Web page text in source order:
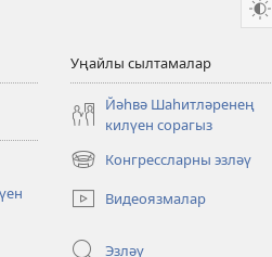
Уңайлы сылтамалар
Йәһвә Шаһитләренең
килүен сорагыз
Конгрессларны эзләү
яңа
тәрәзәдә
ачыла
Видеоязмалар
Эзләү